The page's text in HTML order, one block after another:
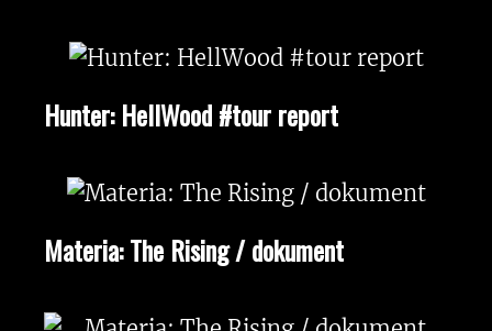
Hunter: HellWood #tour report
Materia: The Rising / dokument